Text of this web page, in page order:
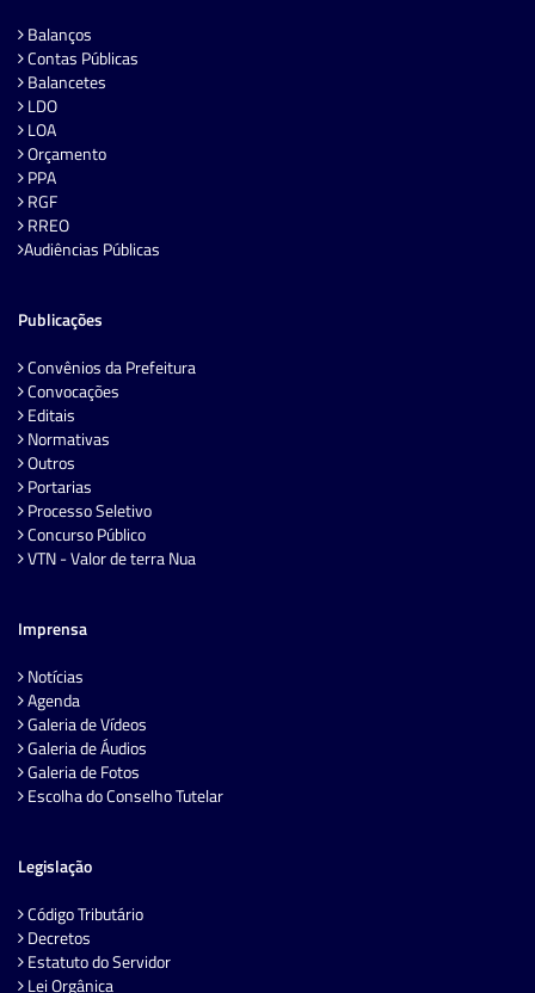
Balanços
Contas Públicas
Balancetes
LDO
LOA
Orçamento
PPA
RGF
RREO
Audiências Públicas
Publicações
Convênios da Prefeitura
Convocações
Editais
Normativas
Outros
Portarias
Processo Seletivo
Concurso Público
VTN - Valor de terra Nua
Imprensa
Notícias
Agenda
Galeria de Vídeos
Galeria de Áudios
Galeria de Fotos
Escolha do Conselho Tutelar
Legislação
Código Tributário
Decretos
Estatuto do Servidor
Lei Orgânica